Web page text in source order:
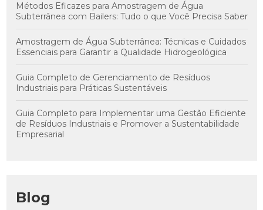
Métodos Eficazes para Amostragem de Água
Subterrânea com Bailers: Tudo o que Você Precisa Saber
Amostragem de Água Subterrânea: Técnicas e Cuidados
Essenciais para Garantir a Qualidade Hidrogeológica
Guia Completo de Gerenciamento de Resíduos
Industriais para Práticas Sustentáveis
Guia Completo para Implementar uma Gestão Eficiente
de Resíduos Industriais e Promover a Sustentabilidade
Empresarial
Blog